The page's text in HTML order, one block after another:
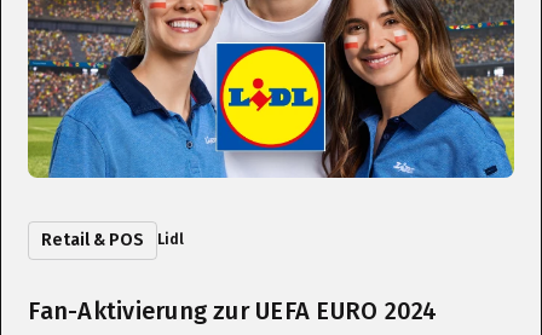
Retail & POS Lidl
Fan-Aktivierung zur UEFA EURO 2024